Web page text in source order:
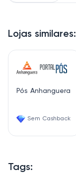
Lojas similares:
Pós Anhanguera
Sem Cashback
Tags: